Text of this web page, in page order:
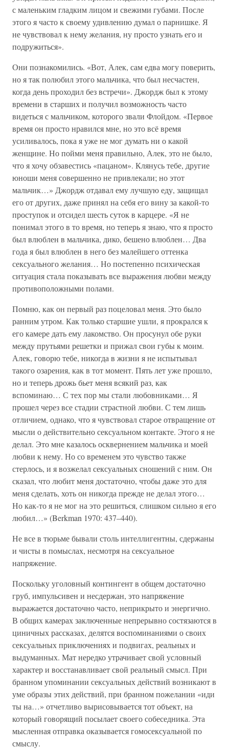
с маленьким гладким лицом и свежими губами. После
этого я часто к своему удивлению думал о парнишке. Я
не чувствовал к нему желания, ну просто узнать его и
подружиться».
Они познакомились. «Вот, Алек, сам едва могу поверить,
но я так полюбил этого мальчика, что был несчастен,
когда день проходил без встречи». Джордж был к этому
времени в старших и получил возможность часто
видеться с мальчиком, которого звали Флойдом. «Первое
время он просто нравился мне, но это всё время
усиливалось, пока я уже не мог думать ни о какой
женщине. Но пойми меня правильно, Алек, это не было,
что я хочу обзавестись «пацаном». Клянусь тебе, другие
юноши меня совершенно не привлекали; но этот
мальчик…» Джордж отдавал ему лучшую еду, защищал
его от других, даже принял на себя его вину за какой-то
проступок и отсидел шесть суток в карцере. «Я не
понимал этого в то время, но теперь я знаю, что я просто
был влюблен в мальчика, дико, бешено влюблен… Два
года я был влюблен в него без малейшего оттенка
сексуального желания… Но постепенно психическая
ситуация стала показывать все выражения любви между
противоположными полами.
Помню, как он первый раз поцеловал меня. Это было
ранним утром. Как только старшие ушли, я прокрался к
его камере дать ему лакомство. Он просунул обе руки
между прутьями решетки и прижал свои губы к моим.
Алек, говорю тебе, никогда в жизни я не испытывал
такого озарения, как в тот момент. Пять лет уже прошло,
но и теперь дрожь бьет меня всякий раз, как
вспоминаю… С тех пор мы стали любовниками… Я
прошел через все стадии страстной любви. С тем лишь
отличием, однако, что я чувствовал старое отвращение от
мысли о действительно сексуальном контакте. Этого я не
делал. Это мне казалось осквернением мальчика и моей
любви к нему. Но со временем это чувство также
стерлось, и я возжелал сексуальных сношений с ним. Он
сказал, что любит меня достаточно, чтобы даже это для
меня сделать, хоть он никогда прежде не делал этого…
Но как-то я не мог на это решиться, слишком сильно я его
любил…» (Berkman 1970: 437–440).
Не все в тюрьме бывали столь интеллигентны, сдержаны
и чисты в помыслах, несмотря на сексуальное
напряжение.
Поскольку уголовный контингент в общем достаточно
груб, импульсивен и несдержан, это напряжение
выражается достаточно часто, неприкрыто и энергично.
В общих камерах заключенные непрерывно состязаются в
циничных рассказах, делятся воспоминаниями о своих
сексуальных приключениях и подвигах, реальных и
выдуманных. Мат нередко утрачивает свой условный
характер и восстанавливает свой реальный смысл. При
бранном упоминании сексуальных действий возникают в
уме образы этих действий, при бранном пожелании «иди
ты на…» отчетливо вырисовывается тот объект, на
который говорящий посылает своего собеседника. Эта
мысленная отправка оказывается гомосексуальной по
смыслу.